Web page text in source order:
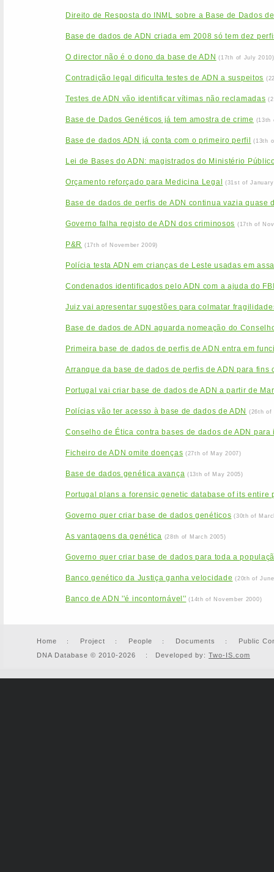
Direito de Resposta do INML sobre a Base de Dados
Base de dados de ADN criada em 2008 só tem dez
O director não é o dono da base de ADN (17th of July 2010)
Contradição legal dificulta testes de ADN a suspeitos
Testes de ADN vão identificar vítimas não reclamadas
Base de Dados Genéticos já tem amostra de crime (13th
Base de dados ADN já conta com o primeiro perfil (13th
Lei de Bases do ADN: magistrados do Ministério
Orçamento reforçado para Medicina Legal (31st of
Base de dados de perfis de ADN continua vazia quase
Governo falha registo de ADN dos criminosos (17th of
P&R (17th of November 2009)
Polícia testa ADN em crianças de Leste usadas em
Condenados identificados pelo ADN com a ajuda do
Juiz vai apresentar sugestões para colmatar
Base de dados de ADN aguarda nomeação do
Primeira base de dados de perfis de ADN entra em
Arranque da base de dados de perfis de ADN para
Portugal vai criar base de dados de ADN a partir de
Polícias vão ter acesso à base de dados de ADN (26th of
Conselho de Ética contra bases de dados de ADN
Ficheiro de ADN omite doenças (27th of May 2007)
Base de dados genética avança (13th of May 2005)
Portugal plans a forensic genetic database of its entire
Governo quer criar base de dados genéticos (30th of
As vantagens da genética (28th of March 2005)
Governo quer criar base de dados para toda a
Banco genético da Justiça ganha velocidade (20th of
Banco de ADN ''é incontornável'' (14th of November 2000)
Home Project People Documents
Public
DNA Database © 2010-2026 : Developed by: Two-IS.com